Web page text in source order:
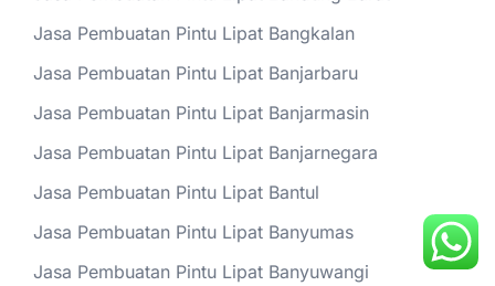
Jasa Pembuatan Pintu Lipat Bangkalan
Jasa Pembuatan Pintu Lipat Banjarbaru
Jasa Pembuatan Pintu Lipat Banjarmasin
Jasa Pembuatan Pintu Lipat Banjarnegara
Jasa Pembuatan Pintu Lipat Bantul
Jasa Pembuatan Pintu Lipat Banyumas
Jasa Pembuatan Pintu Lipat Banyuwangi